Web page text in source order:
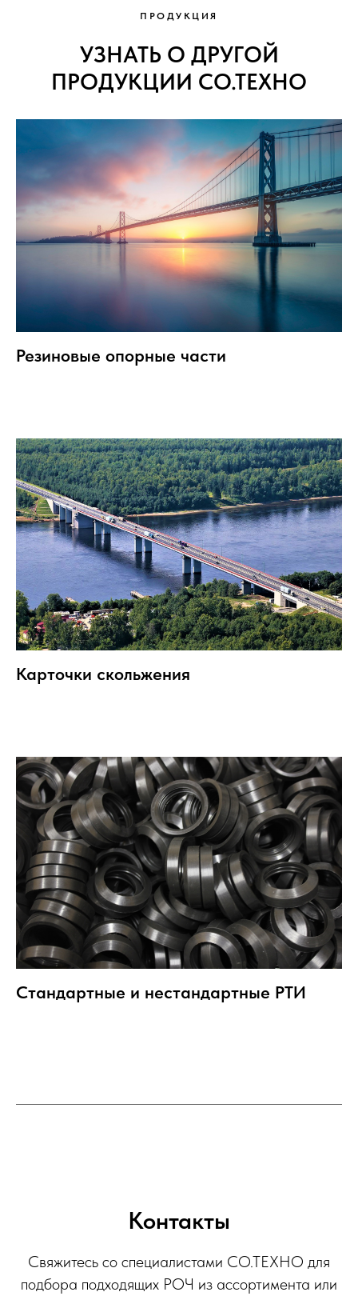
ПРОДУКЦИЯ
УЗНАТЬ О ДРУГОЙ
ПРОДУКЦИИ СО.ТЕХНО
Резиновые опорные части
Карточки скольжения
Стандартные и нестандартные РТИ
Контакты
Свяжитесь со специалистами СО.ТЕХНО для
подбора подходящих РОЧ из ассортимента или